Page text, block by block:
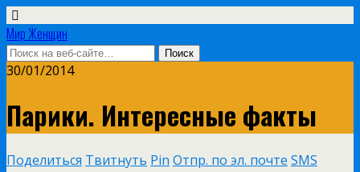
Мир Женщин
30/01/2014
Парики. Интересные факты
Поделиться Твитнуть Pin Отпр. по эл. почте SMS